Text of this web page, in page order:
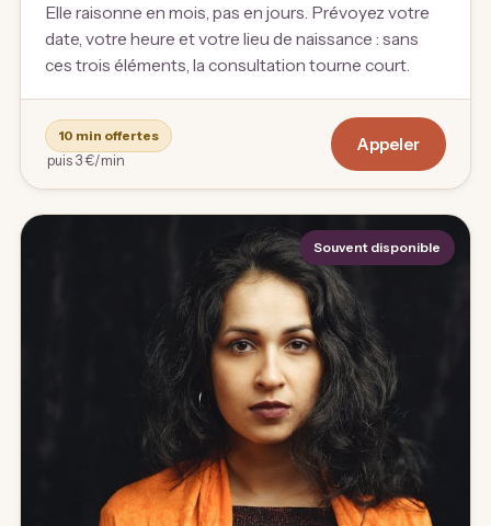
Elle raisonne en mois, pas en jours. Prévoyez votre
date, votre heure et votre lieu de naissance : sans
ces trois éléments, la consultation tourne court.
10 min offertes
puis 3 €/min
Appeler
Souvent disponible